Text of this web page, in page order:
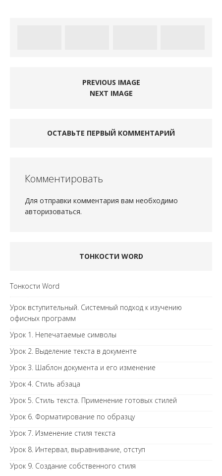
PREVIOUS IMAGE
NEXT IMAGE
ОСТАВЬТЕ ПЕРВЫЙ КОММЕНТАРИЙ
Комментировать
Для отправки комментария вам необходимо
авторизоваться.
ТОНКОСТИ WORD
Тонкости Word
Урок вступительный. Системный подход к изучению
офисных программ
Урок 1. Непечатаемые символы
Урок 2. Выделение текста в документе
Урок 3. Шаблон документа и его изменение
Урок 4. Стиль абзаца
Урок 5. Стиль текста. Применение готовых стилей
Урок 6. Форматирование по образцу
Урок 7. Изменение стиля текста
Урок 8. Интервал, выравнивание, отступ
Урок 9. Создание собственного стиля